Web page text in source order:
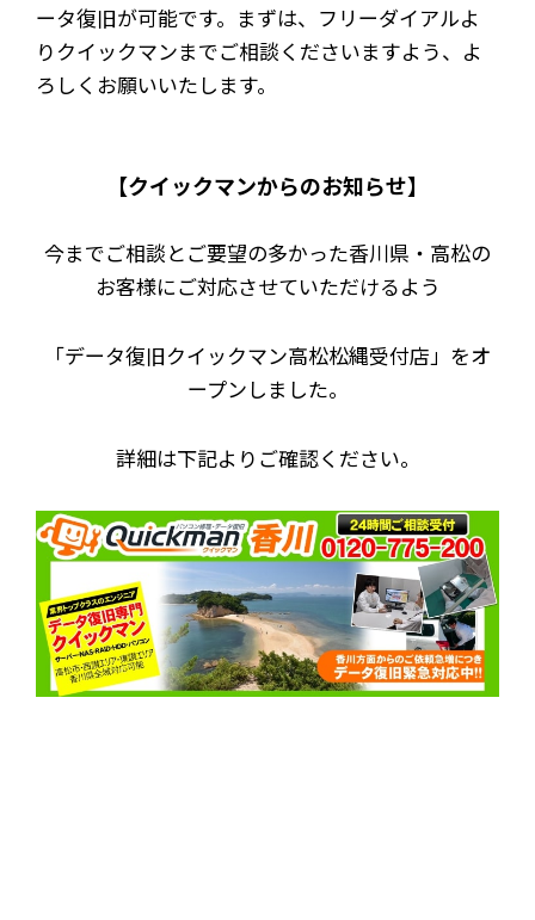
ータ復旧が可能です。まずは、フリーダイアルよ
りクイックマンまでご相談くださいますよう、よ
ろしくお願いいたします。
【クイックマンからのお知らせ】
今までご相談とご要望の多かった香川県・高松の
お客様にご対応させていただけるよう
「データ復旧クイックマン高松松縄受付店」をオ
ープンしました。
詳細は下記よりご確認ください。